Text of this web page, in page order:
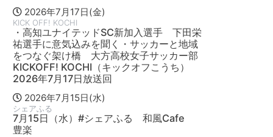
2026年7月17日(金)
KICK OFF! KOCHI
・高知ユナイテッドSC新加入選手 下田栄
祐選手に意気込みを聞く・サッカーと地域
をつなぐ架け橋 大方高校女子サッカー部
KICKOFF! KOCHI（キックオフこうち）
2026年7月17日放送回
2026年7月15日(水)
シェアふる
7月15日（水）#シェアふる 和風Cafe
豊楽